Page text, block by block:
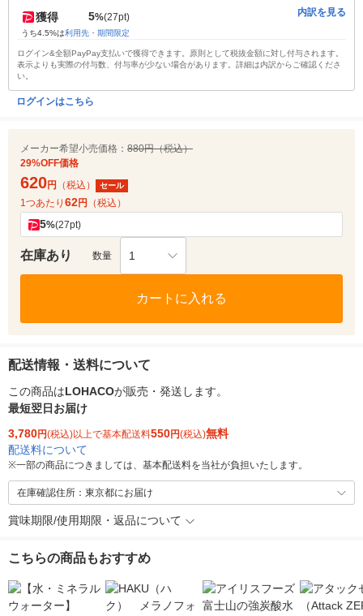
獲得 5%(27pt)
うち4.5%は利用先・期間限定
内訳を見る
ログイン&全額PayPay支払いで獲得できます。原則として税抜金額に対し付与されます。
表示よりも実際の付与数、付与率が少ない場合があります。詳細は内訳からご確認くださ
い。
ログインはこちら
メーカー希望小売価格： 880円（税込）
29%OFF価格
620円 （税込） セール
1つあたり 62円 （税込）
5%(27pt)
在庫あり 数量 1
カートに入れる
配送情報・送料について
この商品はLOHACOが販売・発送します。
最短翌日お届け
3,780円(税込)以上で基本配送料550円(税込)無料
配送料について
※一部の商品につきましては、基本配送料を当社が負担いたします。
在庫確認住所：東京都にお届け
賞味期限/使用期限・返品について
こちらの商品もおすすめ